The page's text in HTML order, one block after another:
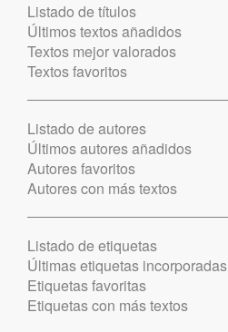
Listado de títulos
Últimos textos añadidos
Textos mejor valorados
Textos favoritos
Listado de autores
Últimos autores añadidos
Autores favoritos
Autores con más textos
Listado de etiquetas
Últimas etiquetas incorporadas
Etiquetas favoritas
Etiquetas con más textos